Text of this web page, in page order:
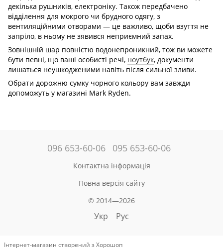
декілька рушників, електроніку. Також передбачено
відділення для мокрого чи брудного одягу, з
вентиляційними отворами — це важливо, щоби взуття не
запріло, в ньому не зявився неприємний запах.
Зовнішній шар повністю водонепроникний, тож ви можете
бути певні, що ваші особисті речі, ноутбук, документи
лишаться неушкодженими навіть після сильної зливи.
Обрати дорожню сумку чорного кольору вам завжди
допоможуть у магазині Mark Ryden.
096 653-60-06 095 653-60-06
Контактна інформація
Повна версія сайту
© 2014—2026
Укр Рус
Інтернет-магазин створений з Хорошоп